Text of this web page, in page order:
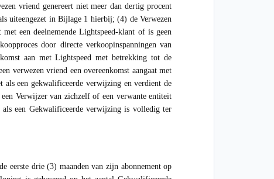
vriend genereert niet meer dan dertig procent
uiteengezet in Bijlage 1 hierbij; (4) de Verwezen
een deelnemende Lightspeed-klant of is geen
door directe verkoopinspanningen van
aan met Lightspeed met betrekking tot de
verwezen vriend een overeenkomst aangaat met
als een gekwalificeerde verwijzing en verdient de
Verwijzer van zichzelf of een verwante entiteit
een Gekwalificeerde verwijzing is volledig ter
eerste drie (3) maanden van zijn abonnement op